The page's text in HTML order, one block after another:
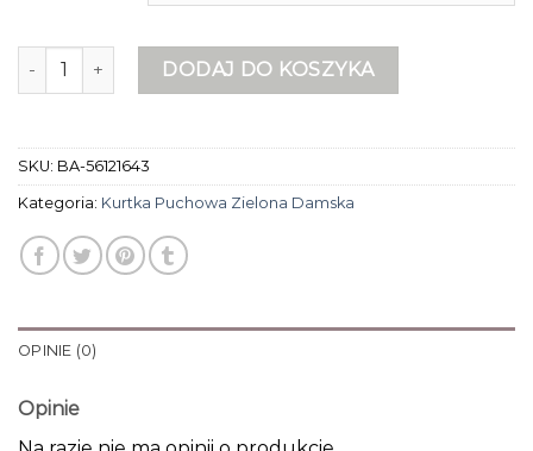
ilość kurtka puchowa zielona damska
DODAJ DO KOSZYKA
SKU: BA-56121643
Kategoria: Kurtka Puchowa Zielona Damska
OPINIE (0)
Opinie